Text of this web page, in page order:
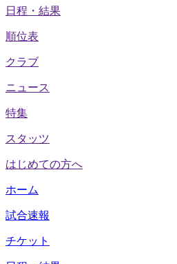
日程・結果
順位表
クラブ
ニュース
特集
スタッツ
はじめての方へ
ホーム
試合速報
チケット